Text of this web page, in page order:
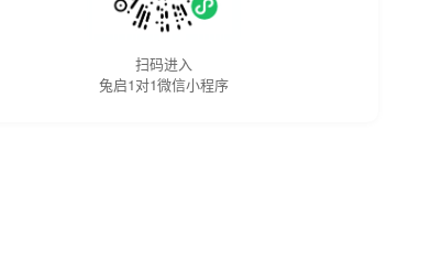
扫码进入
兔启1对1微信小程序